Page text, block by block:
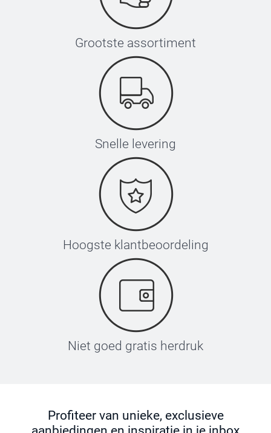
Grootste assortiment
Snelle levering
Hoogste klantbeoordeling
Niet goed gratis herdruk
Profiteer van unieke, exclusieve